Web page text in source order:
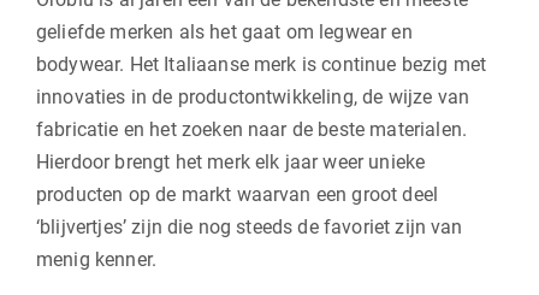
geliefde merken als het gaat om legwear en
bodywear. Het Italiaanse merk is continue bezig met
innovaties in de productontwikkeling, de wijze van
fabricatie en het zoeken naar de beste materialen.
Hierdoor brengt het merk elk jaar weer unieke
producten op de markt waarvan een groot deel
‘blijvertjes’ zijn die nog steeds de favoriet zijn van
menig kenner.